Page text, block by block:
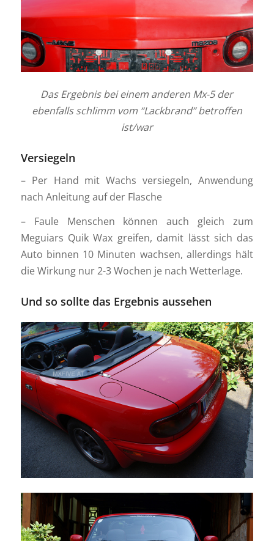
Das Ergebnis bei einem anderen Mx-5 der
ebenfalls schlimm vom “Lackbrand” betroffen
ist/war
Versiegeln
– Per Hand mit Wachs versiegeln, Anwendung
nach Anleitung auf der Flasche
– Faule Menschen können auch gleich zum
Meguiars Quik Wax greifen, damit lässt sich das
Auto binnen 10 Minuten wachsen, allerdings hält
die Wirkung nur 2-3 Wochen je nach Wetterlage.
Und so sollte das Ergebnis aussehen